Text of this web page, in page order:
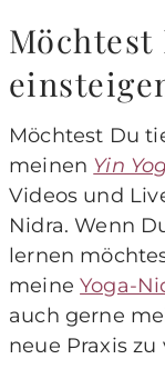
Möchtest Du
meinen Yin
Videos und
Nidra. Wenn
lernen
meineYoga-
auch gerne
neue Praxis zu